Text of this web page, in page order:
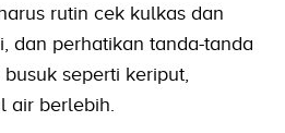
rutin cek kulkas dan
dan perhatikan tanda-tanda
seperti keriput,
air berlebih.